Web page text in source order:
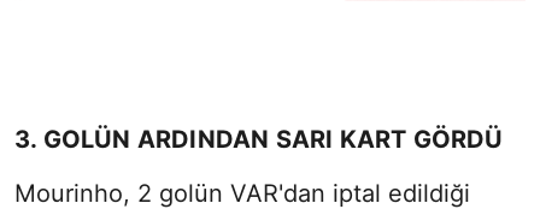
3. GOLÜN ARDINDAN SARI KART GÖRDÜ
Mourinho, 2 golün VAR'dan iptal edildiği